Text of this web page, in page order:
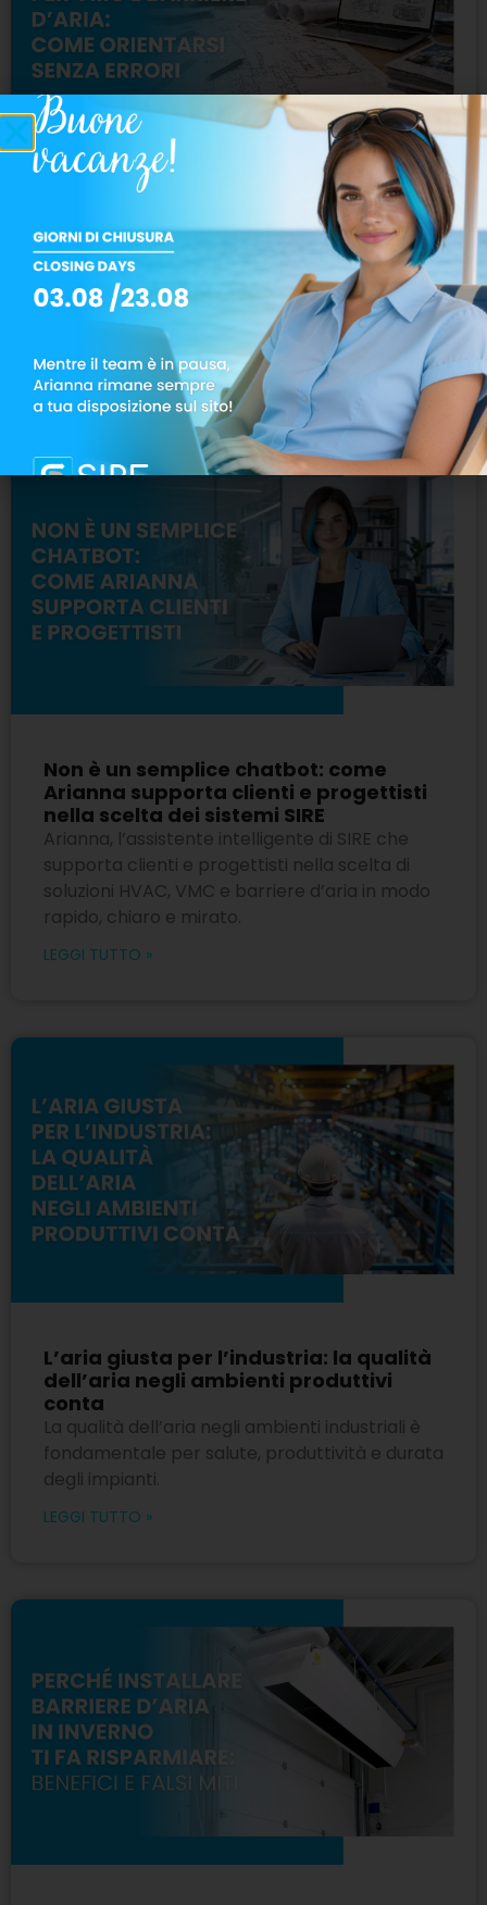
Bonus e incentivi 2026 per VMC e
barriere d’aria: come orientarsi senza
errori
Guida pratica per orientarsi tra requisiti,
valutazioni tecniche e opportunità senza
LEGGI TUTTO »
Non è un semplice chatbot: come
Arianna supporta clienti e progettisti
nella scelta dei sistemi SIRE
Arianna, l’assistente intelligente di SIRE che
supporta clienti e progettisti nella scelta di
soluzioni HVAC, VMC e barriere d’aria in modo
rapido, chiaro e mirato.
LEGGI TUTTO »
L’aria giusta per l’industria: la qualità
dell’aria negli ambienti produttivi
conta
La qualità dell’aria negli ambienti industriali è
fondamentale per salute, produttività e durata
degli impianti.
LEGGI TUTTO »